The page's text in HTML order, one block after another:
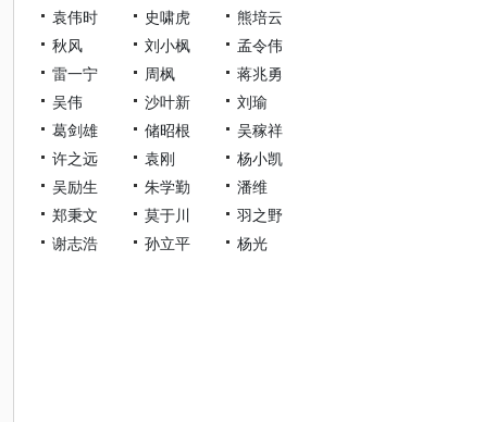
袁伟时
史啸虎
熊培云
秋风
刘小枫
孟令伟
雷一宁
周枫
蒋兆勇
吴伟
沙叶新
刘瑜
葛剑雄
储昭根
吴稼祥
许之远
袁刚
杨小凯
吴励生
朱学勤
潘维
郑秉文
莫于川
羽之野
谢志浩
孙立平 杨光